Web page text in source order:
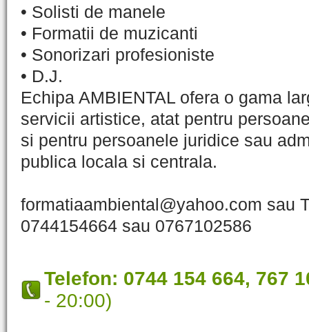
• Solisti de manele
• Formatii de muzicanti
• Sonorizari profesioniste
• D.J.
Echipa AMBIENTAL ofera o gama
servicii artistice, atat pentru
si pentru persoanele juridice sau
publica locala si centrala.
formatiaambiental@yahoo.com sau
0744154664 sau 0767102586
Telefon: 0744 154 664, 767
- 20:00)